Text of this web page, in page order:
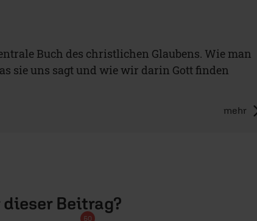
Buch des christlichen Glaubens. Wie man
sie uns sagt und wie wir darin Gott finden
mehr
Beitrag?
50